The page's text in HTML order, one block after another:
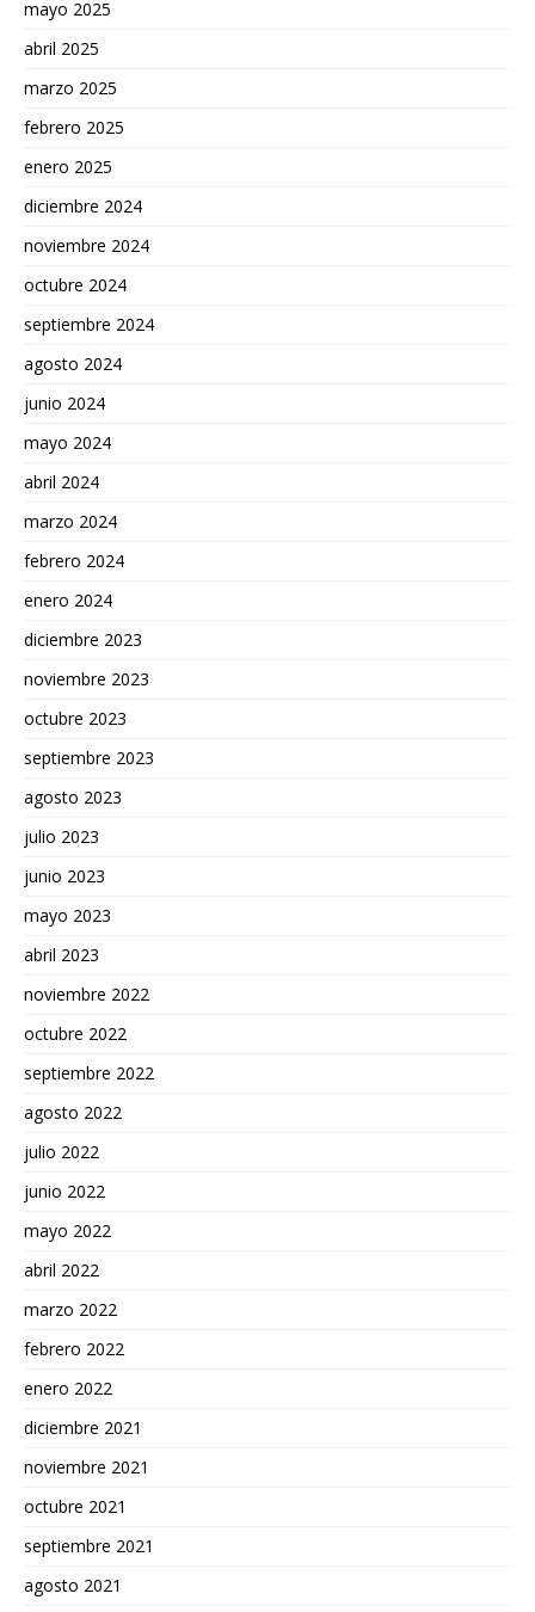
mayo 2025
abril 2025
marzo 2025
febrero 2025
enero 2025
diciembre 2024
noviembre 2024
octubre 2024
septiembre 2024
agosto 2024
junio 2024
mayo 2024
abril 2024
marzo 2024
febrero 2024
enero 2024
diciembre 2023
noviembre 2023
octubre 2023
septiembre 2023
agosto 2023
julio 2023
junio 2023
mayo 2023
abril 2023
noviembre 2022
octubre 2022
septiembre 2022
agosto 2022
julio 2022
junio 2022
mayo 2022
abril 2022
marzo 2022
febrero 2022
enero 2022
diciembre 2021
noviembre 2021
octubre 2021
septiembre 2021
agosto 2021